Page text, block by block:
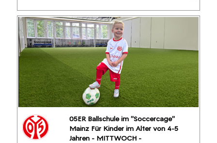
05ER Ballschule im "Soccercage"
Mainz Für Kinder im Alter von 4-5
Jahren - MITTWOCH -